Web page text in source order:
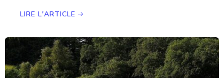
LIRE L'ARTICLE